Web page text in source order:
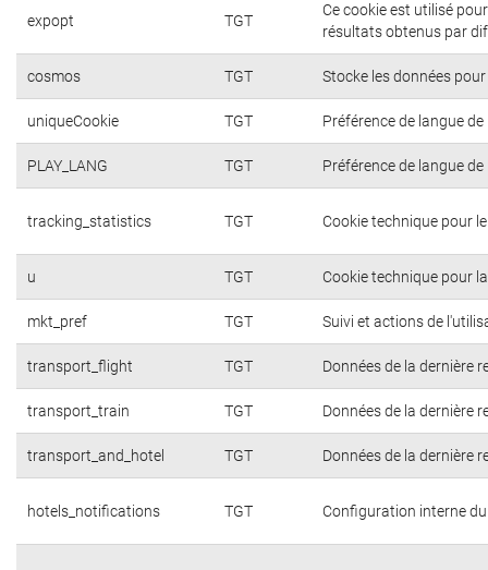
expopt TGT
Ce cookie est utilisé
résultats obtenus par
cosmos TGT Stocke les données
uniqueCookie TGT Préférence de langue
PLAY_LANG TGT Préférence de langue
tracking_statistics TGT Cookie technique pour
u TGT Cookie technique pour
mkt_pref TGT Suivi et actions de
transport_flight TGT Données de la dernière
transport_train TGT Données de la dernière
transport_and_hotel TGT Données de la dernière
hotels_notifications TGT Configuration interne